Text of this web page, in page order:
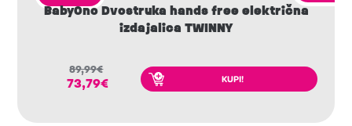
BabyOno Dvostruka hands free električna
izdajalica TWINNY
89,99€
73,79€ KUPI!